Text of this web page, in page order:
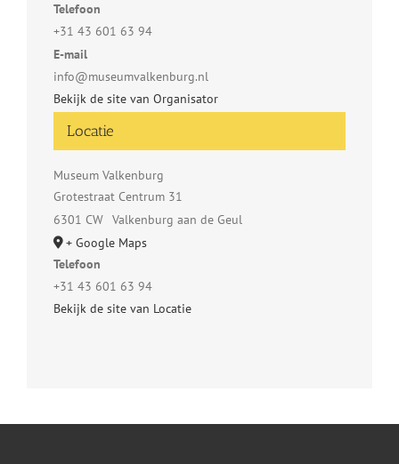
Locatie
Museum Valkenburg
Grotestraat Centrum 31
6301 CW Valkenburg aan de Geul
+ Google Maps
Telefoon
+31 43 601 63 94
Bekijk de site van Locatie
Telefoon
+31 43 601 63 94
E-mail
info@museumvalkenburg.nl
Bekijk de site van Organisator